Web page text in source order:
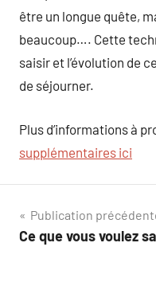
être un longue quête,
beaucoup…. Cette
saisir et l’évolution de
de séjourner.
Plus d’informations à
supplémentaires ici
Navigation
de
Publication
Ce que vous voulez